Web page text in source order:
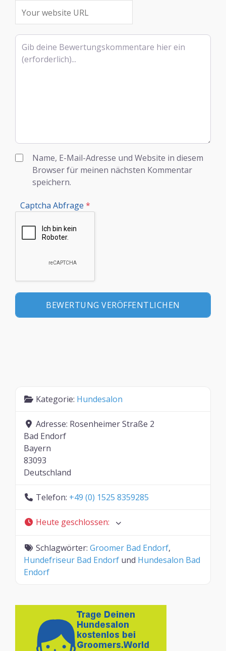
Rezensionstext
Name, E-Mail-Adresse und Website in diesem
Browser für meinen nächsten Kommentar
speichern.
Captcha Abfrage *
Kategorie: Hundesalon
Adresse: Rosenheimer Straße 2
Bad Endorf
Bayern
83093
Deutschland
Telefon: +49 (0) 1525 8359285
Heute geschlossen:
Schlagwörter: Groomer Bad Endorf,
Hundefriseur Bad Endorf und Hundesalon Bad
Endorf